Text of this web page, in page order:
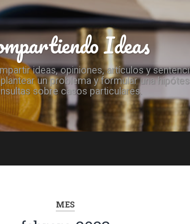
Ideas
ideas, opiniones, artículos y
un problema y formular una
sobre casos particulares.
MES